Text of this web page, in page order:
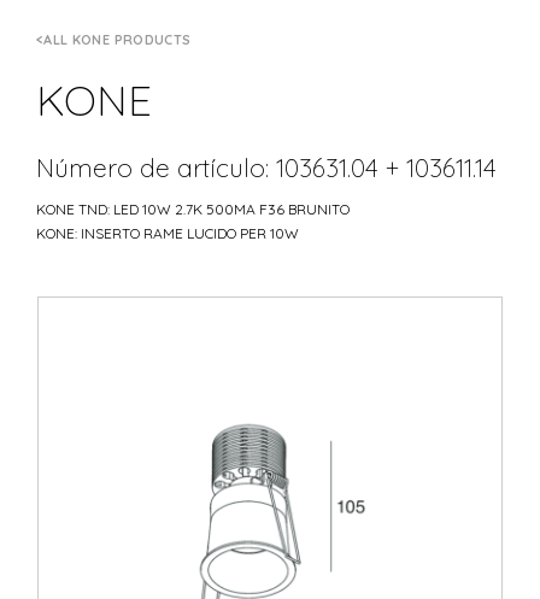
ALL KONE PRODUCTS
KONE
Número de artículo: 103631.04 + 103611.14
KONE TND: LED 10W 2.7K 500MA F36 BRUNITO
KONE: INSERTO RAME LUCIDO PER 10W